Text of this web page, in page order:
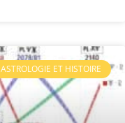
ET HISTOIRE